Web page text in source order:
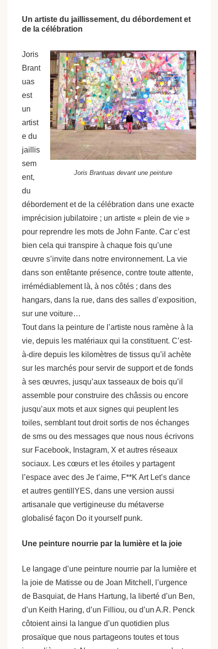
Un artiste du jaillissement, du débordement et
de la célébration
Joris Brantuas devant une peinture
Joris
Brant
uas
est
un
artist
e du
jaillis
sem
ent,
du
débordement et de la célébration dans une exacte
imprécision jubilatoire ; un artiste « plein de vie »
pour reprendre les mots de John Fante. Car c’est
bien cela qui transpire à chaque fois qu’une
œuvre s’invite dans notre environnement. La vie
dans son entêtante présence, contre toute attente,
irrémédiablement là, à nos côtés ; dans des
hangars, dans la rue, dans des salles d’exposition,
sur une voiture…
Tout dans la peinture de l’artiste nous ramène à la
vie, depuis les matériaux qui la constituent. C’est-
à-dire depuis les kilomètres de tissus qu’il achète
sur les marchés pour servir de support et de fonds
à ses œuvres, jusqu’aux tasseaux de bois qu’il
assemble pour construire des châssis ou encore
jusqu’aux mots et aux signes qui peuplent les
toiles, semblant tout droit sortis de nos échanges
de sms ou des messages que nous nous écrivons
sur Facebook, Instagram, X et autres réseaux
sociaux. Les cœurs et les étoiles y partagent
l’espace avec des Je t’aime, F**K Art Let’s dance
et autres gentillYES, dans une version aussi
artisanale que vertigineuse du métaverse
globalisé façon Do it yourself punk.
Une peinture nourrie par la lumière et la joie
Le langage d’une peinture nourrie par la lumière et
la joie de Matisse ou de Joan Mitchell, l’urgence
de Basquiat, de Hans Hartung, la liberté d’un Ben,
d’un Keith Haring, d’un Filliou, ou d’un A.R. Penck
côtoient ainsi la langue d’un quotidien plus
prosaïque que nous partageons toutes et tous